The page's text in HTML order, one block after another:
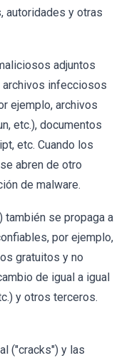
autoridades y otras
adjuntos
infecciosos
ejemplo, archivos
etc.), documentos
etc. Cuando los
abren de otro
de malware.
también se propaga a
por ejemplo,
gratuitos y no
de igual a igual
y otros terceros.
("cracks") y las